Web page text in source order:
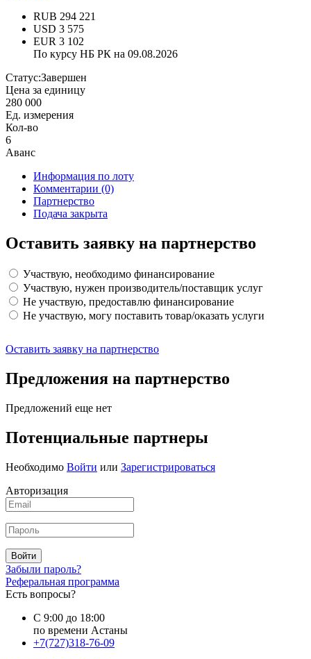
RUB 294 221
USD 3 575
EUR 3 102
По курсу НБ РК на 09.08.2026
Статус:Завершен
Цена за единицу
280 000
Ед. измерения
Кол-во
6
Аванс
Информация по лоту
Комментарии (0)
Партнерство
Подача закрыта
Оставить заявку на партнерство
Участвую, необходимо финансирование
Участвую, нужен производитель/поставщик услуг
Не участвую, предоставлю финансирование
Не участвую, могу поставить товар/оказать услуги
Оставить заявку на партнерство
Предложения на партнерство
Предложений еще нет
Потенциальные партнеры
Необходимо Войти или Зарегистрироваться
Авторизация
Войти
Забыли пароль?
Реферальная программа
Есть вопросы?
С 9:00 до 18:00
по времени Астаны
+7(727)318-76-09